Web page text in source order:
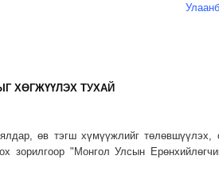
ХӨГЖҮҮЛЭХ ТУХАЙ
өв тэгш хүмүүжлийг
зорилгоор "Монгол Улсын